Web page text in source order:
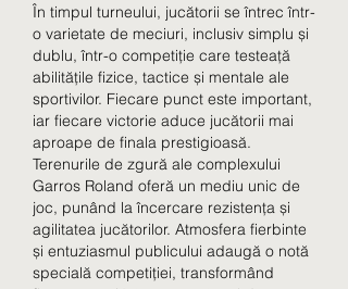
În timpul turneului, jucătorii se întrec într-
o varietate de meciuri, inclusiv simplu și
dublu, într-o competiție care testeață
abilitățile fizice, tactice și mentale ale
sportivilor. Fiecare punct este important,
iar fiecare victorie aduce jucătorii mai
aproape de finala prestigioasă.
Terenurile de zgură ale complexului
Garros Roland oferă un mediu unic de
joc, punând la încercare rezistența și
agilitatea jucătorilor. Atmosfera fierbinte
și entuziasmul publicului adaugă o notă
specială competiției, transformând